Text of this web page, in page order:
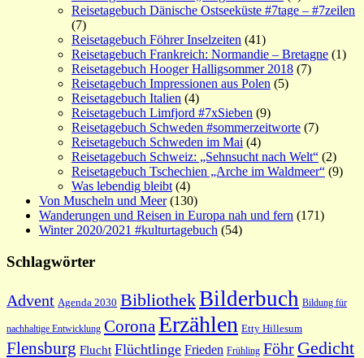
Reisetagebuch Dänische Ostseeküste #7tage – #7zeilen
(7)
Reisetagebuch Föhrer Inselzeiten (41)
Reisetagebuch Frankreich: Normandie – Bretagne (1)
Reisetagebuch Hooger Halligsommer 2018 (7)
Reisetagebuch Impressionen aus Polen (5)
Reisetagebuch Italien (4)
Reisetagebuch Limfjord #7xSieben (9)
Reisetagebuch Schweden #sommerzeitworte (7)
Reisetagebuch Schweden im Mai (4)
Reisetagebuch Schweiz: „Sehnsucht nach Welt“ (2)
Reisetagebuch Tschechien „Arche im Waldmeer“ (9)
Was lebendig bleibt (4)
Von Muscheln und Meer(130)
Wanderungen und Reisen in Europa nah und fern (171)
Winter 2020/2021 #kulturtagebuch (54)
Schlagwörter
Advent Agenda 2030 BibliothekBilderbuch Bildung für
nachhaltige Entwicklung Corona Erzählen Etty Hillesum
Flensburg Flucht Flüchtlinge Frieden Frühling Föhr Gedicht